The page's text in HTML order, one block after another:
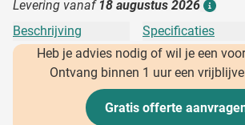
Levering vanaf 18 augustus 2026
Beschrijving Specificaties
Heb je advies nodig of wil je een
Ontvang binnen 1 uur een
Gratis offerte